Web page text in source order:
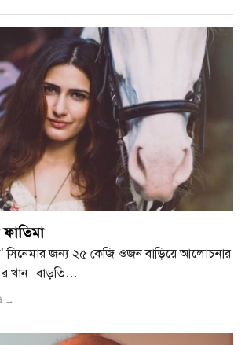
সিনেমার জন্য ২৫ কেজি ওজন বাড়িয়ে আলোচনার
খান। বাড়তি…
→